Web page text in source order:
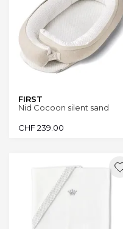
FIRST
Nid Cocoon silent sand
CHF239.00